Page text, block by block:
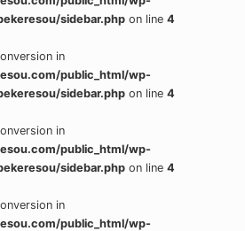
sidebar.php on line4
in
public_html/wp-
sidebar.php on line4
in
public_html/wp-
sidebar.php on line4
in
public_html/wp-